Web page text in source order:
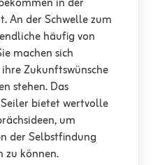
An der Schwelle zum
häufig von
machen sich
Zukunftswünsche
stehen. Das
bietet wertvolle
um
der Selbstfindung
zu können.